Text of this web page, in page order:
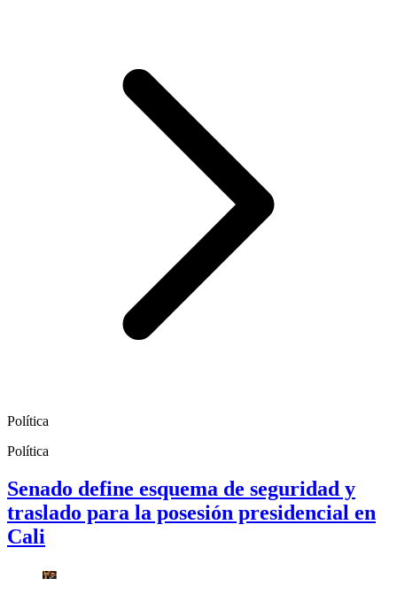
Política
Política
Senado define esquema de seguridad y
traslado para la posesión presidencial en
Cali